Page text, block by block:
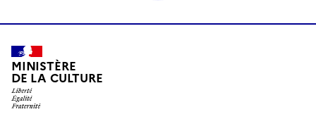
MINISTÈRE
DE LA CULTURE